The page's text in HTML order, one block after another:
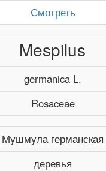
Смотреть
Mespilus
germanica L.
Rosaceae
Мушмула германская
деревья